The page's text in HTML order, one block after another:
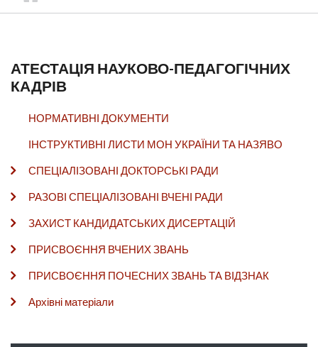
АТЕСТАЦІЯ НАУКОВО-ПЕДАГОГІЧНИХ
КАДРІВ
НОРМАТИВНІ ДОКУМЕНТИ
ІНСТРУКТИВНІ ЛИСТИ МОН УКРАЇНИ ТА НАЗЯВО
СПЕЦІАЛІЗОВАНІ ДОКТОРСЬКІ РАДИ
РАЗОВІ СПЕЦІАЛІЗОВАНІ ВЧЕНІ РАДИ
ЗАХИСТ КАНДИДАТСЬКИХ ДИСЕРТАЦІЙ
ПРИСВОЄННЯ ВЧЕНИХ ЗВАНЬ
ПРИСВОЄННЯ ПОЧЕСНИХ ЗВАНЬ ТА ВІДЗНАК
Архівні матеріали